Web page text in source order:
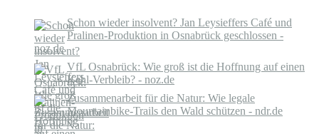
Schon wieder insolvent? Jan Leysieffers Café und
Pralinen-Produktion in Osnabrück geschlossen -
noz.de
VfL Osnabrück: Wie groß ist die Hoffnung auf einen
Kehl-Verbleib? - noz.de
Zusammenarbeit für die Natur: Wie legale
Mountainbike-Trails den Wald schützen - ndr.de